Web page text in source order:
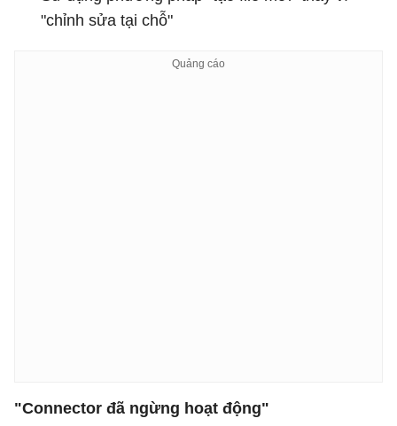
"chỉnh sửa tại chỗ"
"Connector đã ngừng hoạt động"